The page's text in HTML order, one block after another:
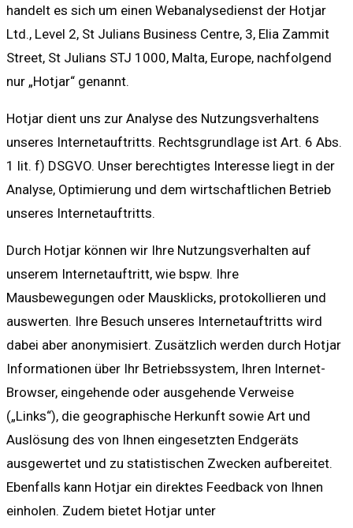
handelt es sich um einen Webanalysedienst der Hotjar
Ltd., Level 2, St Julians Business Centre, 3, Elia Zammit
Street, St Julians STJ 1000, Malta, Europe, nachfolgend
nur „Hotjar“ genannt.
Hotjar dient uns zur Analyse des Nutzungsverhaltens
unseres Internetauftritts. Rechtsgrundlage ist Art. 6 Abs.
1 lit. f) DSGVO. Unser berechtigtes Interesse liegt in der
Analyse, Optimierung und dem wirtschaftlichen Betrieb
unseres Internetauftritts.
Durch Hotjar können wir Ihre Nutzungsverhalten auf
unserem Internetauftritt, wie bspw. Ihre
Mausbewegungen oder Mausklicks, protokollieren und
auswerten. Ihre Besuch unseres Internetauftritts wird
dabei aber anonymisiert. Zusätzlich werden durch Hotjar
Informationen über Ihr Betriebssystem, Ihren Internet-
Browser, eingehende oder ausgehende Verweise
(„Links“), die geographische Herkunft sowie Art und
Auslösung des von Ihnen eingesetzten Endgeräts
ausgewertet und zu statistischen Zwecken aufbereitet.
Ebenfalls kann Hotjar ein direktes Feedback von Ihnen
einholen. Zudem bietet Hotjar unter